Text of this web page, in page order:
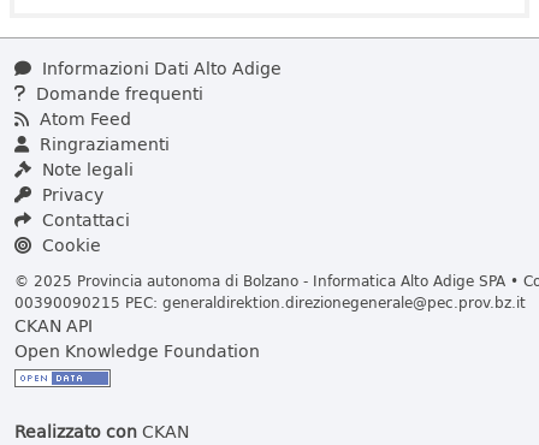
Informazioni Dati Alto Adige
Domande frequenti
Atom Feed
Ringraziamenti
Note legali
Privacy
Contattaci
Cookie
© 2025 Provincia autonoma di Bolzano - Informatica Alto Adige SPA •
00390090215 PEC: generaldirektion.direzionegenerale@pec.prov.bz.it
CKAN API
Open Knowledge Foundation
Realizzato conCKAN